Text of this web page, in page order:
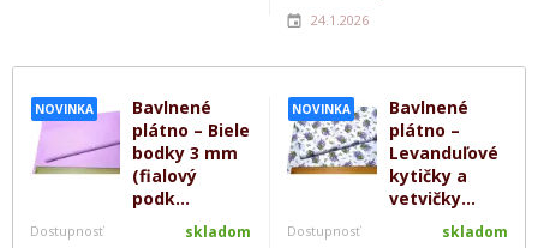
NOVINKA
Bavlnené
plátno – Biele
bodky 3 mm
(fialový
podk...
Dostupnosť skladom
NOVINKA
Bavlnené
plátno –
Levanduľové
kytičky a
vetvičky...
Dostupnosť skladom
24.1.2026